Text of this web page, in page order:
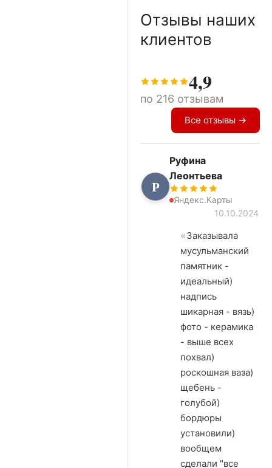
Отзывы наших
клиентов
4,9
по 216 отзывам
Все отзывы →
Р
Руфина
Леонтьева
Яндекс.Карты
10.10.2024
Заказывала
мусульманский
памятник -
идеальный)
надпись
шикарная - вязь)
фото - керамика
- выше всех
похвал)
роскошная ваза)
щебень -
голубой)
бордюры
установили)
вообщем
сделали "все